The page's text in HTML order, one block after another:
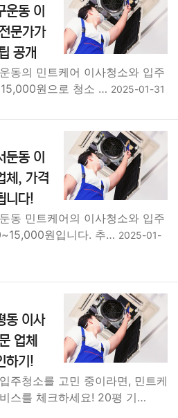
동 이
문가가
공개
동의 민트케어 이사청소와 입주
원으로 청소 … 2025-01-31
동 이
체, 가격
니다!
동 민트케어의 이사청소와 입주
원입니다. 추… 2025-01-
동 이사
업체
하기!
주청소를 고민 중이라면, 민트케
스를 체크하세요! 20평 기…